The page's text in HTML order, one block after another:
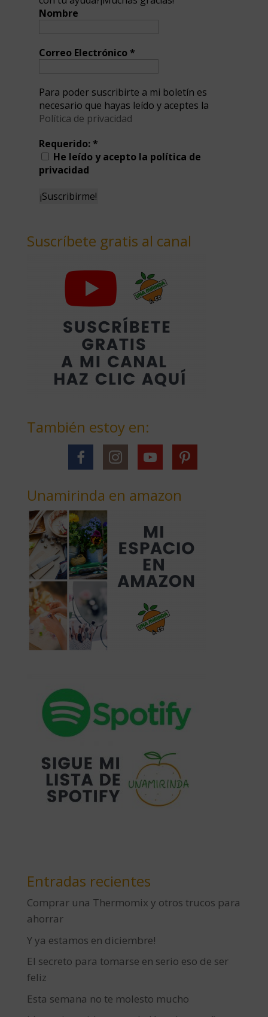
Nombre
Correo Electrónico*
Para poder suscribirte a mi boletín es
necesario que hayas leído y aceptes la
Política de privacidad
Requerido:*
He leído y acepto la política de
privacidad
Suscríbete gratis al canal
También estoy en:
Unamirinda en amazon
Entradas recientes
Comprar una Thermomix y otros trucos para
ahorrar
Y ya estamos en diciembre!
El secreto para tomarse en serio eso de ser
feliz
Esta semana no te molesto mucho